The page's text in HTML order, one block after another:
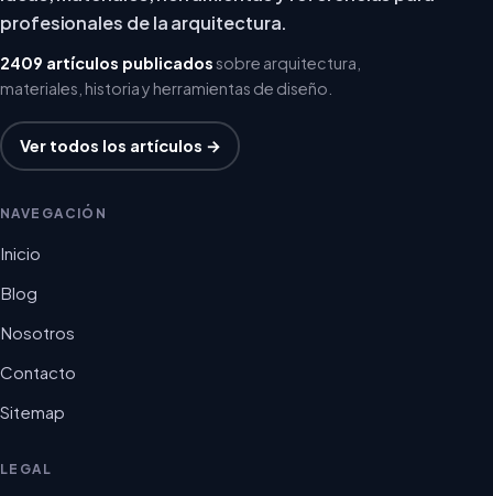
profesionales de la arquitectura.
2409 artículos publicadossobre arquitectura,
materiales, historia y herramientas de diseño.
Ver todos los artículos →
NAVEGACIÓN
Inicio
Blog
Nosotros
Contacto
Sitemap
LEGAL